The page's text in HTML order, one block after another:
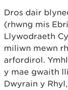
Dros dair
(rhwng mis
Llywodraeth
miliwn mewn
arfordirol.
y mae gwaith
Dwyrain y